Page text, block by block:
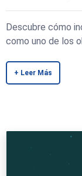
Descubre cómo
como uno de los
+ Leer Más